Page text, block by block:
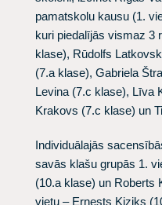
pamatskolu kausu (1.
kuri piedalījās vismaz 3
klase), Rūdolfs
(7.a klase), Gabriela
Levina (7.c klase), Līva
Krakovs (7.c klase) un
Individuālajās
savās klašu grupās 1.
(10.a klase) un Roberts
vietu – Ernests Kiziks